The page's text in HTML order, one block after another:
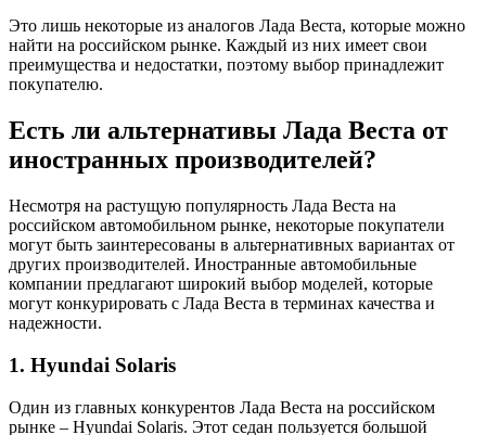
Это лишь некоторые из аналогов Лада Веста, которые можно
найти на российском рынке. Каждый из них имеет свои
преимущества и недостатки, поэтому выбор принадлежит
покупателю.
Есть ли альтернативы Лада Веста от
иностранных производителей?
Несмотря на растущую популярность Лада Веста на
российском автомобильном рынке, некоторые покупатели
могут быть заинтересованы в альтернативных вариантах от
других производителей. Иностранные автомобильные
компании предлагают широкий выбор моделей, которые
могут конкурировать с Лада Веста в терминах качества и
надежности.
1. Hyundai Solaris
Один из главных конкурентов Лада Веста на российском
рынке – Hyundai Solaris. Этот седан пользуется большой